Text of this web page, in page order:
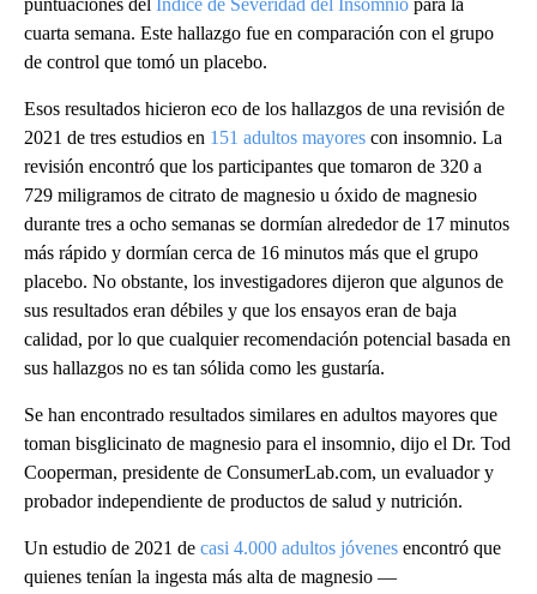
puntuaciones del Índice de Severidad del Insomnio para la
cuarta semana. Este hallazgo fue en comparación con el grupo
de control que tomó un placebo.
Esos resultados hicieron eco de los hallazgos de una revisión de
2021 de tres estudios en 151 adultos mayores con insomnio. La
revisión encontró que los participantes que tomaron de 320 a
729 miligramos de citrato de magnesio u óxido de magnesio
durante tres a ocho semanas se dormían alrededor de 17 minutos
más rápido y dormían cerca de 16 minutos más que el grupo
placebo. No obstante, los investigadores dijeron que algunos de
sus resultados eran débiles y que los ensayos eran de baja
calidad, por lo que cualquier recomendación potencial basada en
sus hallazgos no es tan sólida como les gustaría.
Se han encontrado resultados similares en adultos mayores que
toman bisglicinato de magnesio para el insomnio, dijo el Dr. Tod
Cooperman, presidente de ConsumerLab.com, un evaluador y
probador independiente de productos de salud y nutrición.
Un estudio de 2021 de casi 4.000 adultos jóvenes encontró que
quienes tenían la ingesta más alta de magnesio —